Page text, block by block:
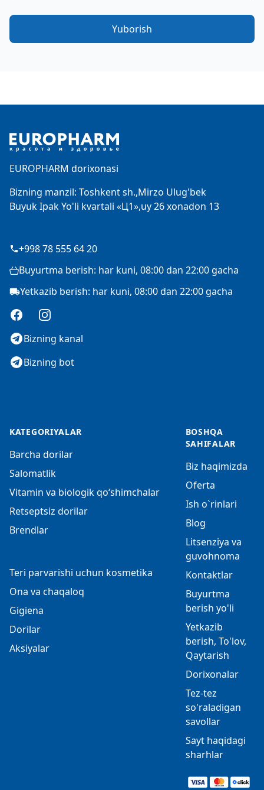
Yuborish
EUROPHARM dorixonasi
Bizning manzil: Toshkent sh.,Mirzo Ulug'bek
Buyuk Ipak Yo'li kvartali «Ц1»,uy 26 xonadon 13
+998 78 555 64 20
Buyurtma berish: har kuni, 08:00 dan 22:00 gacha
Yetkazib berish: har kuni, 08:00 dan 22:00 gacha
FacebookInstagram
Bizning kanal
Bizning bot
KATEGORIYALAR
Barcha dorilar
Salomatlik
Vitamin va biologik qo‘shimchalar
Retseptsiz dorilar
Brendlar
Teri parvarishi uchun kosmetika
Ona va chaqaloq
Gigiena
Dorilar
Aksiyalar
BOSHQA
SAHIFALAR
Biz haqimizda
Oferta
Ish o`rinlari
Blog
Litsenziya va
guvohnoma
Kontaktlar
Buyurtma
berish yo'li
Yetkazib
berish, To'lov,
Qaytarish
Dorixonalar
Tez-tez
so'raladigan
savollar
Sayt haqidagi
sharhlar